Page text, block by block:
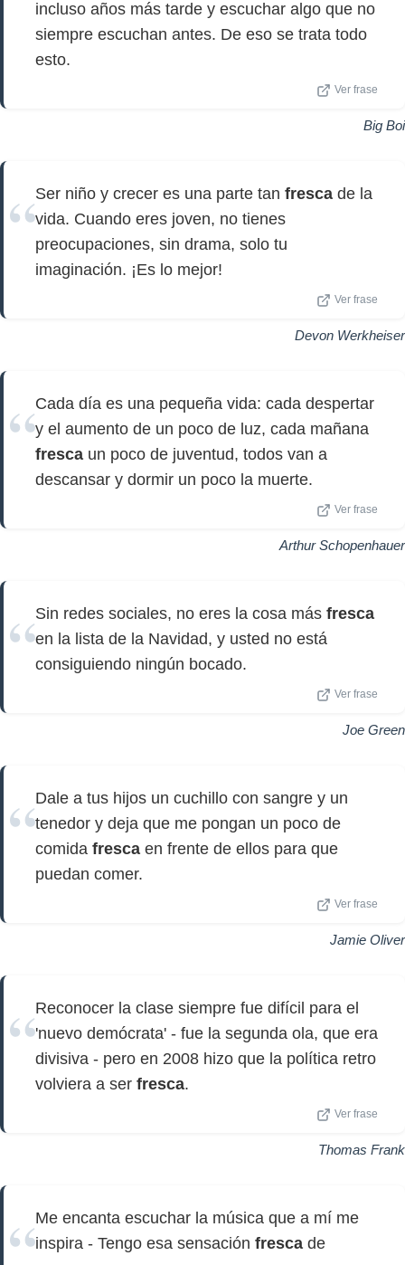
incluso años más tarde y escuchar algo que no
siempre escuchan antes. De eso se trata todo
esto.
Ver frase
Big Boi
Ser niño y crecer es una parte tan fresca de la
vida. Cuando eres joven, no tienes
preocupaciones, sin drama, solo tu
imaginación. ¡Es lo mejor!
Ver frase
Devon Werkheiser
Cada día es una pequeña vida: cada despertar
y el aumento de un poco de luz, cada mañana
fresca un poco de juventud, todos van a
descansar y dormir un poco la muerte.
Ver frase
Arthur Schopenhauer
Sin redes sociales, no eres la cosa más fresca
en la lista de la Navidad, y usted no está
consiguiendo ningún bocado.
Ver frase
Joe Green
Dale a tus hijos un cuchillo con sangre y un
tenedor y deja que me pongan un poco de
comida fresca en frente de ellos para que
puedan comer.
Ver frase
Jamie Oliver
Reconocer la clase siempre fue difícil para el
'nuevo demócrata' - fue la segunda ola, que era
divisiva - pero en 2008 hizo que la política retro
volviera a ser fresca.
Ver frase
Thomas Frank
Me encanta escuchar la música que a mí me
inspira - Tengo esa sensación fresca de